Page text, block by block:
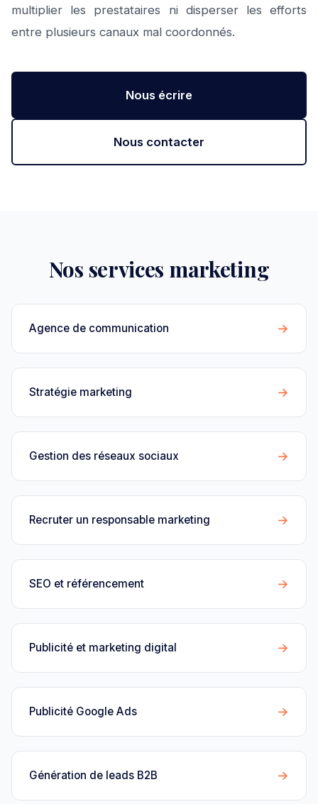
multiplier les prestataires ni disperser les efforts
entre plusieurs canaux mal coordonnés.
Nous écrire
Nous contacter
Nos services marketing
Agence de communication →
Stratégie marketing →
Gestion des réseaux sociaux →
Recruter un responsable marketing →
SEO et référencement →
Publicité et marketing digital →
Publicité Google Ads →
Génération de leads B2B →